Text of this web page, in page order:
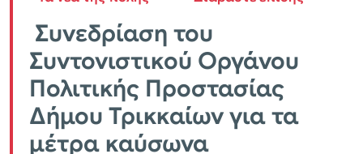
Συνεδρίαση του
Συντονιστικού Οργάνου
Πολιτικής Προστασίας
Δήμου Τρικκαίων για τα
μέτρα καύσωνα